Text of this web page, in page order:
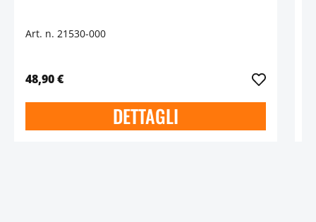
Art. n. 21530-000
48,90 €
DETTAGLI